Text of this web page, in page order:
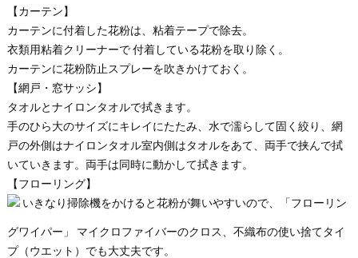
【カーテン】
カーテンに付着した花粉は、粘着テープで除去。
衣類用粘着クリーナーで 付着している花粉を取り除く。
カーテンに花粉防止スプレーを吹きかけておく。
【網戸・窓サッシ】
タオルとナイロンタオルで拭きます。
手のひら大のサイズにキレイにたたみ、水で濡らして固く絞り、網
戸の外側はナイロンタオル室内側はタオルをあて、両手で挟んで拭
いていきます。両手は同時に動かして拭きます。
【フローリング】
いきなり掃除機をかけると花粉が舞いやすいので、「フローリン
グワイパー」 マイクロファイバーのクロス、不織布の使い捨てタイ
プ（ウエット）でも大丈夫です。